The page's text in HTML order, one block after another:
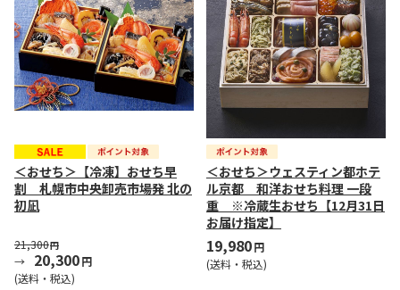
＜おせち＞【冷凍】おせち早
割 札幌市中央卸売市場発 北の
初凪
21,300円
20,300円
(送料・税込)
＜おせち＞ウェスティン都ホテ
ル京都 和洋おせち料理 一段
重 ※冷蔵生おせち【12月31日
お届け指定】
19,980円
(送料・税込)